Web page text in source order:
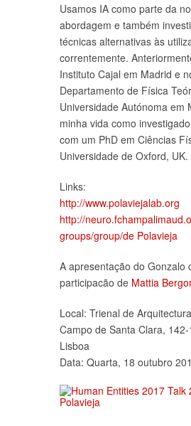
Usamos IA como parte da
abordagem e também
técnicas alternativas às
correntemente.
Instituto Cajal em Madrid e
Departamento de Física
Universidade Autónoma em
minha vida como
com um PhD em Ciências
Universidade de Oxford, UK.
Links:
http://www.polaviejalab.org
http://
groups/group/de Polavieja
A apresentação do Gonzalo
participacão de Mattia
Local: Trienal de
Campo de Santa Clara,
Lisboa
Data: Quarta, 18 outubro